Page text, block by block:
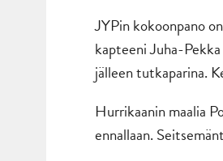
JYPin kokoonpano
kapteeni Juha-
jälleen tutkaparina.
Hurrikaanin maalia
ennallaan.